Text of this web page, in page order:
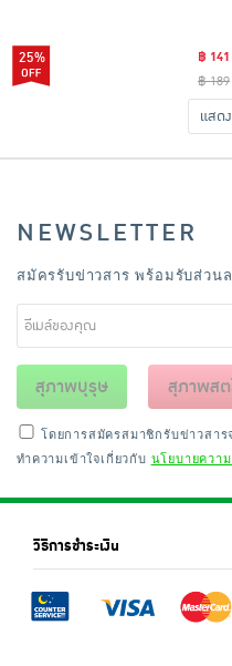
25%
฿ 141
฿ 189
แสดง
NEWSLETTER
สมัครรับข่าวสาร พร้อมรับส่วน
สุภาพบุรุษ สุภาพส
โดยการสมัครสมาชิกรับข่าวสาร
ทำความเข้าใจเกี่ยวกับ นโยบายควา
วิธีการชำระเงิน